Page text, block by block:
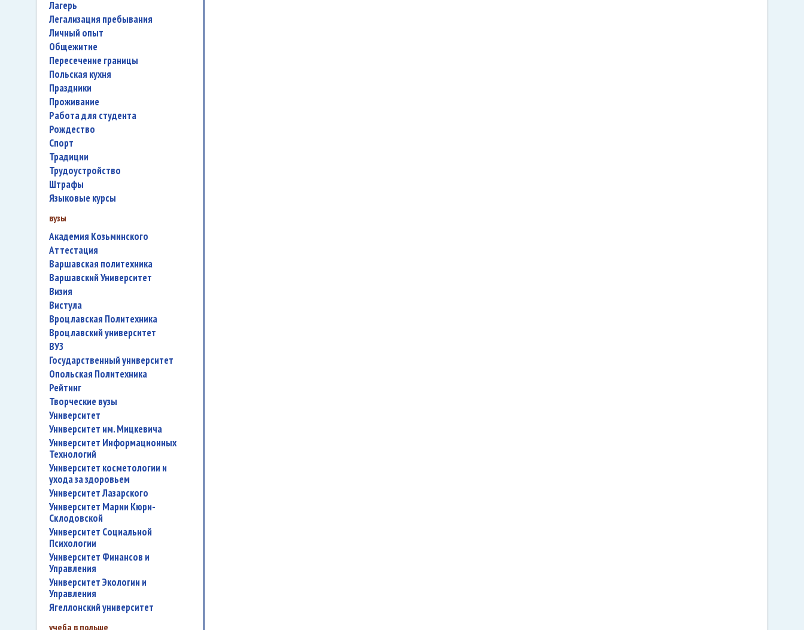
лагерь
легализация пребывания
личный опыт
общежитие
пересечение границы
польская кухня
праздники
проживание
работа для студента
Рождество
спорт
традиции
трудоустройство
штрафы
языковые курсы
вузы
Академия Козьминского
аттестация
Варшавская политехника
Варшавский Университет
Визия
Вистула
Вроцлавская Политехника
Вроцлавский университет
ВУЗ
государственный университет
Опольская Политехника
рейтинг
творческие вузы
университет
Университет им. Мицкевича
Университет Информационных
Технологий
университет косметологии и
ухода за здоровьем
Университет Лазарского
Университет Марии Кюри-
Склодовской
Университет Социальной
Психологии
Университет Финансов и
Управления
Университет Экологии и
Управления
Ягеллонский университет
учеба в польше